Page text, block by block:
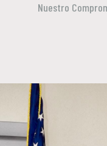
Nuestro